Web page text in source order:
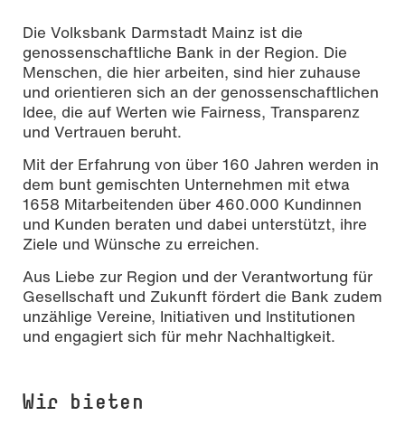
Die Volksbank Darmstadt Mainz ist die
genossenschaftliche Bank in der Region. Die
Menschen, die hier arbeiten, sind hier zuhause
und orientieren sich an der genossenschaftlichen
Idee, die auf Werten wie Fairness, Transparenz
und Vertrauen beruht.
Mit der Erfahrung von über 160 Jahren werden in
dem bunt gemischten Unternehmen mit etwa
1658 Mitarbeitenden über 460.000 Kundinnen
und Kunden beraten und dabei unterstützt, ihre
Ziele und Wünsche zu erreichen.
Aus Liebe zur Region und der Verantwortung für
Gesellschaft und Zukunft fördert die Bank zudem
unzählige Vereine, Initiativen und Institutionen
und engagiert sich für mehr Nachhaltigkeit.
Wir bieten